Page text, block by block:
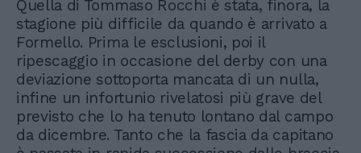
Quella di Tommaso Rocchi è stata, finora, la
stagione più difficile da quando è arrivato a
Formello. Prima le esclusioni, poi il
ripescaggio in occasione del derby con una
deviazione sottoporta mancata di un nulla,
infine un infortunio rivelatosi più grave del
previsto che lo ha tenuto lontano dal campo
da dicembre. Tanto che la fascia da capitano